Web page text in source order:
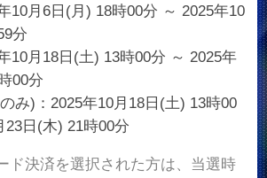
10月6日(月) 18時00分 ～ 2025年10
分
10月18日(土) 13時00分 ～ 2025年
00分
み)：2025年10月18日(土) 13時00
23日(木) 21時00分
ド決済を選択された方は、当選時